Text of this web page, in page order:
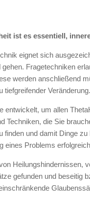
ist es essentiell,
eignet sich
gehen. Fragetechniken
werden anschließend
tiefgreifender Veränderung.
entwickelt, um allen
Techniken, die Sie
finden und damit Dinge
eines Problems
Heilungshindernissen,
gefunden und beseitig